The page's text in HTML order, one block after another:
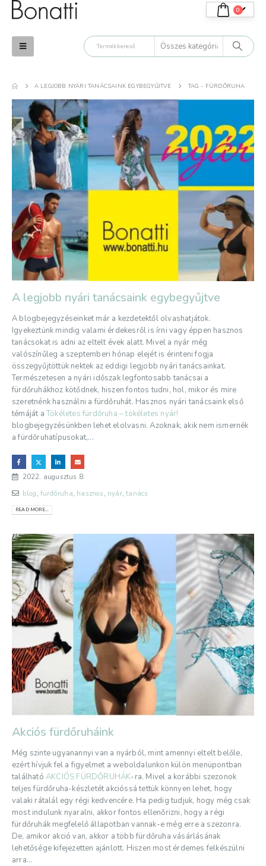
0
A LEGJOBB NYÁRI TANÁCSAINK EGYBEGYŰJTVE TAG - FÜRDŐRUHA
A legjobb nyári tanácsaink egybegyűjtve
A blogbejegyzéseinket már a kezdetektől olvashatjátok.
Igyekeztünk mindig valami érdekesről is írni vagy éppen hasznos
tanácsokat is adni az eltelt évek alatt. Mivel a nyár még
valószínűleg a szeptemberi hónap elejét is érinteni fogja
összegyűjtöttük nektek az eddigi legjobb nyári tanácsainkat.
Természetesen a nyári időszak legfontosabb tanácsai a
fürdőruhákhoz kötődnek, hiszen fontos tudni, hol, mikor és mire
szeretnénk használni a fürdőruhát. Hasznos nyári tanácsaink első
témáját aTökéletes fürdőruha – tökéletes nyár!
blogbejegyzésünkben lehet elolvasni. Azoknak, akik nem ismernék
a fürdőruhatípusokat,...
2022. augusztus 8.
blog, fürdőruha, hasznos, nyár,tanács
READ MORE...
Akciós fürdőruháink
Még szinte ugyanannyi van a nyárból, mint amennyi eltelt belőle,
ezért hívjuk fel a figyelmet a weboldalunkon külön menüpontban
találhatóAKCIÓS FÜRDŐRUHÁK-ra. Mivel a korábbi szezonok
teljes fürdőruha-készletét akcióssá tettük könnyen lehet, hogy
valaki rátalál egy régi kedvencére. Ha pedig tudjuk, hogy még csak
most indulunk nyaralni, akkor fontos ellenőrizni, hogy a régi
fürdőruhák megfelelő állapotban vannak-e még erre a szezonra.
De, amikor akció van, akkor a több fürdőruha vásárlásának
lehetősége kifejezetten ajánlott. Hiszen most érdemes felkészülni
arra...